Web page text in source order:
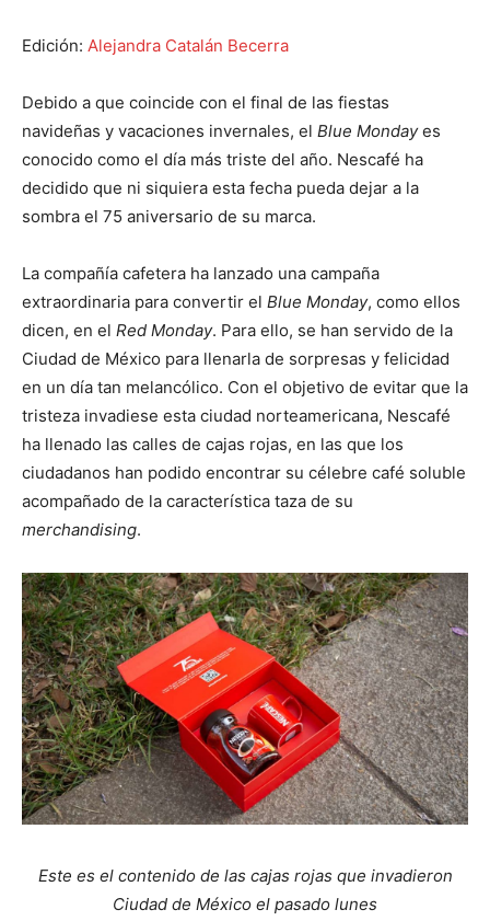
Edición: Alejandra Catalán Becerra
Debido a que coincide con el final de las fiestas
navideñas y vacaciones invernales, el Blue Mondayes
conocido como el día más triste del año. Nescafé ha
decidido que ni siquiera esta fecha pueda dejar a la
sombra el 75 aniversario de su marca.
La compañía cafetera ha lanzado una campaña
extraordinaria para convertir el Blue Monday, como ellos
dicen, en el Red Monday. Para ello, se han servido de la
Ciudad de México para llenarla de sorpresas y felicidad
en un día tan melancólico. Con el objetivo de evitar que la
tristeza invadiese esta ciudad norteamericana, Nescafé
ha llenado las calles de cajas rojas, en las que los
ciudadanos han podido encontrar su célebre café soluble
acompañado de la característica taza de su
merchandising.
Este es el contenido de las cajas rojas que invadieron
Ciudad de México el pasado lunes